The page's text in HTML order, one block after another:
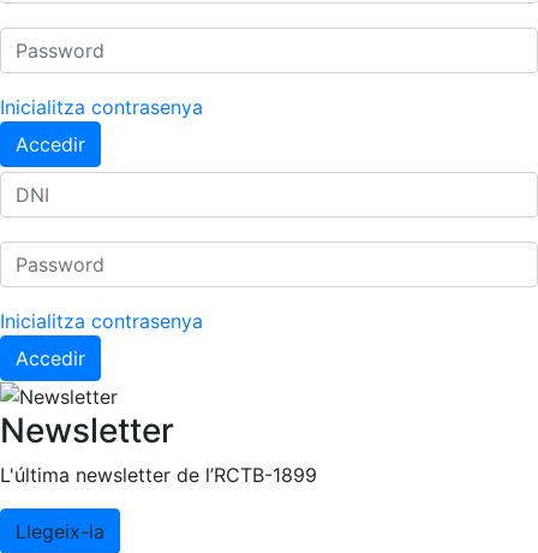
Inicialitza contrasenya
Accedir
Inicialitza contrasenya
Accedir
Newsletter
L'última newsletter de l’RCTB-1899
Llegeix-la